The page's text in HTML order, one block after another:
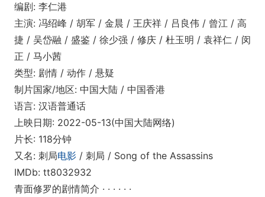
编剧: 李仁港
主演: 冯绍峰 / 胡军 / 金晨 / 王庆祥 / 吕良伟 / 曾江 / 高
捷 / 吴岱融 / 盛鉴 / 徐少强 / 修庆 / 杜玉明 / 袁祥仁 / 闵
正 / 马小茜
类型: 剧情 / 动作 / 悬疑
制片国家/地区: 中国大陆 / 中国香港
语言: 汉语普通话
上映日期: 2022-05-13(中国大陆网络)
片长: 118分钟
又名: 刺局电影 / 刺局 / Song of the Assassins
IMDb: tt8032932
青面修罗的剧情简介 · · · · · ·